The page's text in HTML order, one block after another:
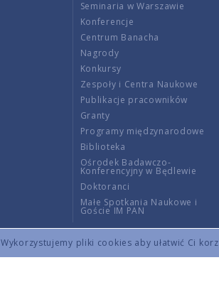
Wykorzystujemy pliki cookies aby ułatwić Ci
Seminaria w Warszawie
Konferencje
Centrum Banacha
Nagrody
Konkursy
Zespoły i Centra Naukowe
Publikacje pracowników
Granty
Programy międzynarodowe
Biblioteka
Ośrodek Badawczo-
Konferencyjny w Będlewie
Doktoranci
Małe Spotkania Naukowe i
Goście IM PAN